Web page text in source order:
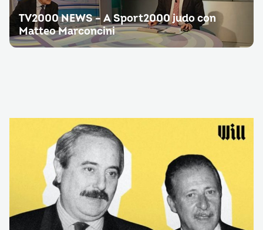
TV2000 NEWS – A Sport2000 judo con
Matteo Marconcini